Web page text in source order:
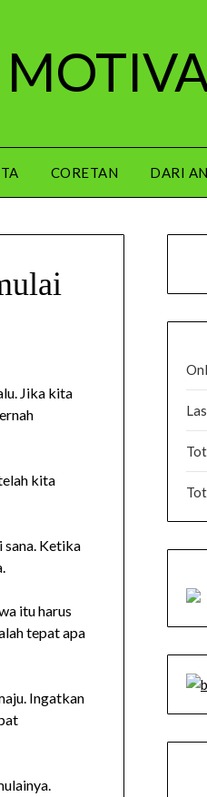
CORETAN DARI
Jika kita
kita
sana. Ketika
itu harus
tepat apa
Ingatkan